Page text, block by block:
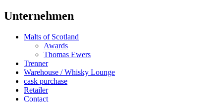
Unternehmen
Malts of Scotland
Awards
Thomas Ewers
Trenner
Warehouse / Whisky Lounge
cask purchase
Retailer
Contact